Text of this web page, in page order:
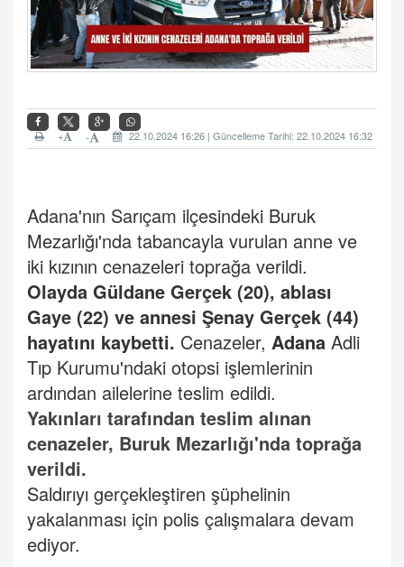
22.10.2024 16:26 | Güncelleme Tarihi: 22.10.2024 16:32
-
+
Adana'nın Sarıçam ilçesindeki Buruk
Mezarlığı'nda tabancayla vurulan anne ve
iki kızının cenazeleri toprağa verildi.
Olayda Güldane Gerçek (20), ablası
Gaye (22) ve annesi Şenay Gerçek (44)
hayatını kaybetti. Cenazeler, Adana Adli
Tıp Kurumu'ndaki otopsi işlemlerinin
ardından ailelerine teslim edildi.
Yakınları tarafından teslim alınan
cenazeler, Buruk Mezarlığı'nda toprağa
verildi.
Saldırıyı gerçekleştiren şüphelinin
yakalanması için polis çalışmalara devam
ediyor.